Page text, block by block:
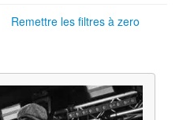
Remettre les filtres à zero